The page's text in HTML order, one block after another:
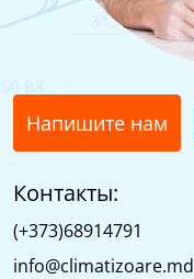
Напишите нам
Контакты:
(+373)68914791
info@climatizoare.md